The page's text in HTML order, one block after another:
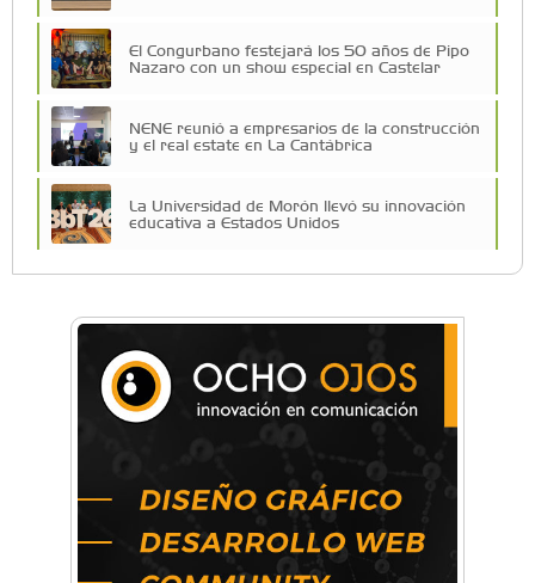
El Congurbano festejará los 50 años de Pipo
Nazaro con un show especial en Castelar
NENE reunió a empresarios de la construcción
y el real estate en La Cantábrica
La Universidad de Morón llevó su innovación
educativa a Estados Unidos
La primera vez que Eva Perón voló en avión lo
hizo desde Morón
Mariana Croce: "Hoy las empresas necesitan
un asesoramiento integral para crecer con
Música, teatro, yoga, danza y mucho más:
Conocé todos los talleres para aprender y
disfrutar en la Zona Oeste